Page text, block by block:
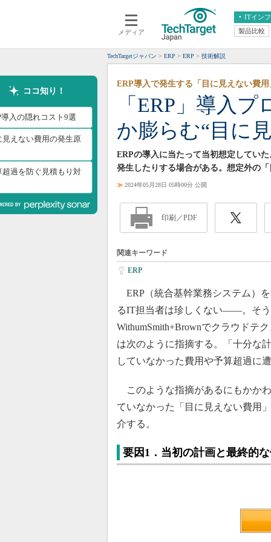
メディア
ITイン
クラウド
スマートモバイル
ネットワーク
システム運用管理
エンタープライ
ERP
CX
情報系システム
製品比較
TechTargetジャパン ERP ERP 技術解説
ココ知り！
導入の隠れコスト9選
見えない費用の発生原
超過を防ぐ見積もり対
「ERP」導入
か膨らむ“目に
ERP導入で発生する「目に見えない費
ERPの導入に当たって当初想定してい
発生したりする場合がある。想定外の
≫ 2024年05月28日 05時00分 公開
印刷／PDF
関連キーワード
ERP
ERP（統合基幹業務システム）
るIT担当者は珍しくない――。そ
WithumSmith+Brownでクラウドテ
は次のように指摘する。「十分な
していなかった費用や予算超過に
このような指摘があるにもかか
ていなかった「目に見えない費用
介する。
要因1．当初の計画と最終的